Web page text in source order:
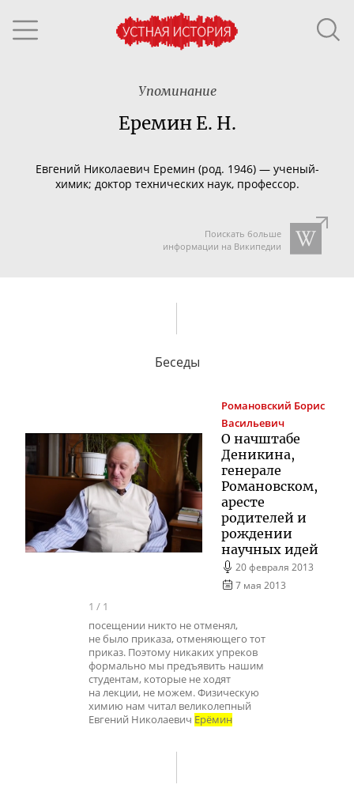
Упоминание
Еремин Е. Н.
Евгений Николаевич Еремин (род. 1946) — ученый-
химик; доктор технических наук, профессор.
Поискать больше
информации на Википедии
Беседы
Романовский Борис
Васильевич
О начштабе
Деникина,
генерале
Романовском,
аресте
родителей и
рождении
научных идей
20 февраля 2013
7 мая 2013
1 / 1
посещении никто не отменял,
не было приказа, отменяющего тот
приказ. Поэтому никаких упреков
формально мы предъявить нашим
студентам, которые не ходят
на лекции, не можем. Физическую
химию нам читал великолепный
Евгений Николаевич Ерёмин